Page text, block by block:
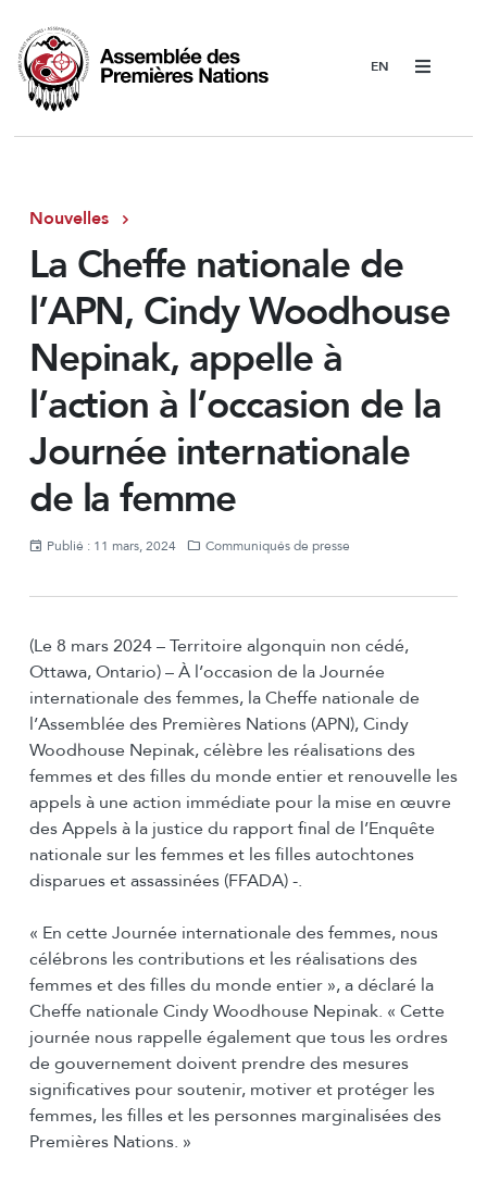
Menu
Nouvelles
La Cheffe nationale de
l’APN, Cindy Woodhouse
Nepinak, appelle à
l’action à l’occasion de la
Journée internationale
de la femme
Publié : 11 mars, 2024 Communiqués de presse
(Le 8 mars 2024 – Territoire algonquin non cédé,
Ottawa, Ontario) – À l’occasion de la Journée
internationale des femmes, la Cheffe nationale de
l’Assemblée des Premières Nations (APN), Cindy
Woodhouse Nepinak, célèbre les réalisations des
femmes et des filles du monde entier et renouvelle les
appels à une action immédiate pour la mise en œuvre
des Appels à la justice du rapport final de l’Enquête
nationale sur les femmes et les filles autochtones
disparues et assassinées (FFADA) -.
« En cette Journée internationale des femmes, nous
célébrons les contributions et les réalisations des
femmes et des filles du monde entier », a déclaré la
Cheffe nationale Cindy Woodhouse Nepinak. « Cette
journée nous rappelle également que tous les ordres
de gouvernement doivent prendre des mesures
significatives pour soutenir, motiver et protéger les
femmes, les filles et les personnes marginalisées des
Premières Nations. »